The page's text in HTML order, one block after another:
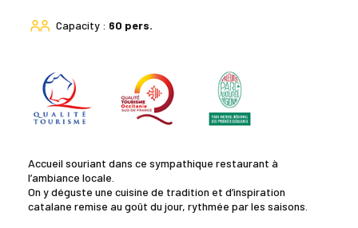
Capacity : 60 pers.
Accueil souriant dans ce sympathique restaurant à
l’ambiance locale.
On y déguste une cuisine de tradition et d’inspiration
catalane remise au goût du jour, rythmée par les saisons.